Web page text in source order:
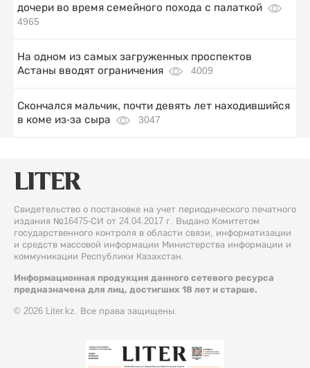
дочери во время семейного похода с палаткой
4965
На одном из самых загруженных проспектов
Астаны вводят ограничения
4009
Скончался мальчик, почти девять лет находившийся
в коме из-за сыра
3047
Свидетельство о постановке на учет периодического печатного
издания №16475-СИ от 24.04.2017 г. Выдано Комитетом
государственного контроля в области связи, информатизации
и средств массовой информации Министерства информации и
коммуникации Республики Казахстан.
Информационная продукция данного сетевого ресурса
предназначена для лиц, достигших 18 лет и старше.
© 2026 Liter.kz. Все права защищены.